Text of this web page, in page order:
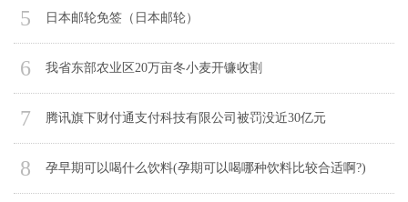
5 日本邮轮免签（日本邮轮）
6 我省东部农业区20万亩冬小麦开镰收割
7 腾讯旗下财付通支付科技有限公司被罚没近30亿元
8 孕早期可以喝什么饮料(孕期可以喝哪种饮料比较合适啊?)